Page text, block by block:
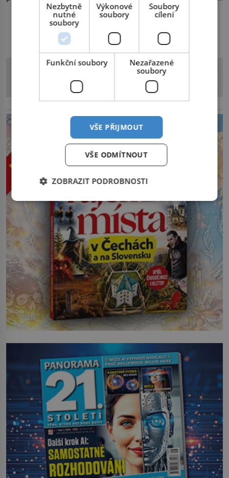
co už tuší málokdo, i na nenápadný keř se srdčitými listy.
Stačí letmý dotyk a ozve se pronikavá bolest, která
přetrvává i týdny. Nenápadný tento […]
DALŠÍ ČLÁNKY Z RUBRIKY
Nezbytně
nutné
soubory
Výkonové
soubory
Soubory
cílení
Funkční soubory
Nezařazené
soubory
VŠE PŘIJMOUT
VŠE ODMÍTNOUT
ZOBRAZIT PODROBNOSTI